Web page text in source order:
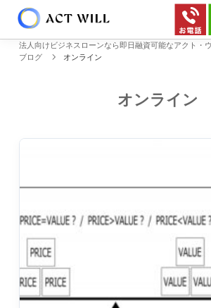
法人向けビジネスローンなら即日融資可能なアクト・
ブログ
オンライン
オンライン